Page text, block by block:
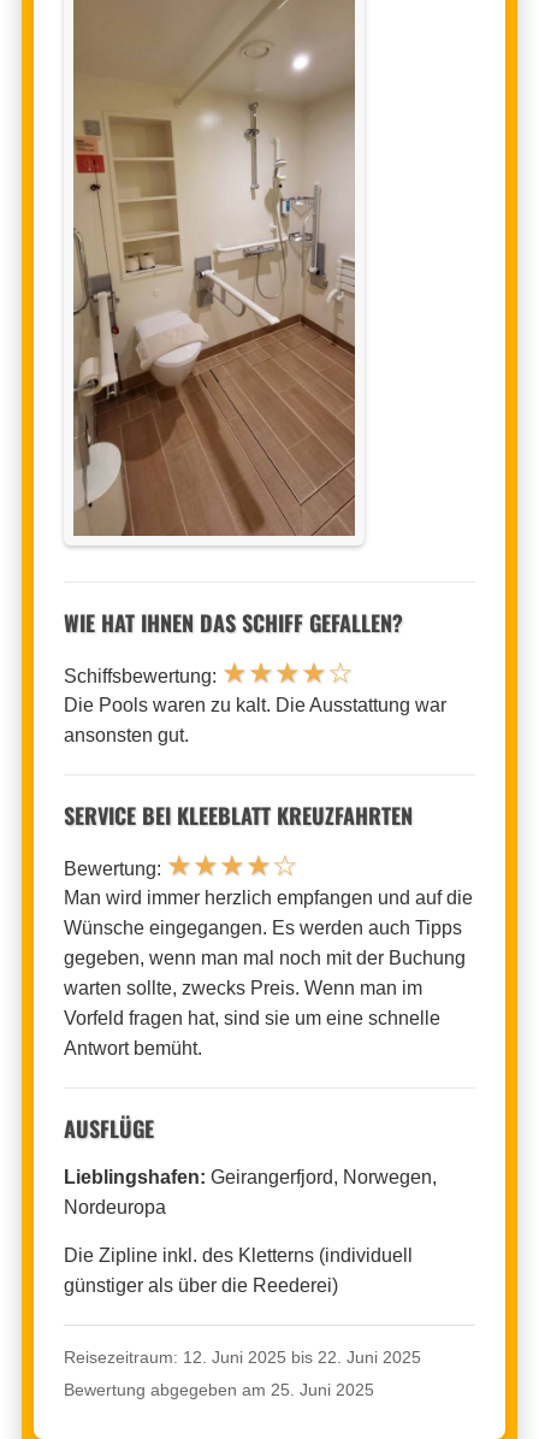
WIE HAT IHNEN DAS SCHIFF GEFALLEN?
Schiffsbewertung: ★★★★☆
Die Pools waren zu kalt. Die Ausstattung war
ansonsten gut.
SERVICE BEI KLEEBLATT KREUZFAHRTEN
Bewertung: ★★★★☆
Man wird immer herzlich empfangen und auf die
Wünsche eingegangen. Es werden auch Tipps
gegeben, wenn man mal noch mit der Buchung
warten sollte, zwecks Preis. Wenn man im
Vorfeld fragen hat, sind sie um eine schnelle
Antwort bemüht.
AUSFLÜGE
Lieblingshafen: Geirangerfjord, Norwegen,
Nordeuropa
Die Zipline inkl. des Kletterns (individuell
günstiger als über die Reederei)
Reisezeitraum: 12. Juni 2025 bis 22. Juni 2025
Bewertung abgegeben am 25. Juni 2025